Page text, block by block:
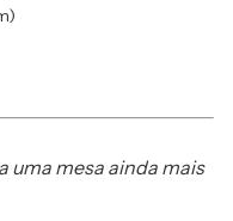
uma mesa ainda mais